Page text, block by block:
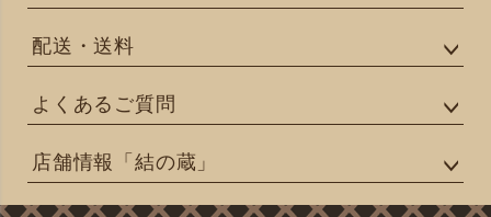
配送・送料
よくあるご質問
店舗情報「結の蔵」